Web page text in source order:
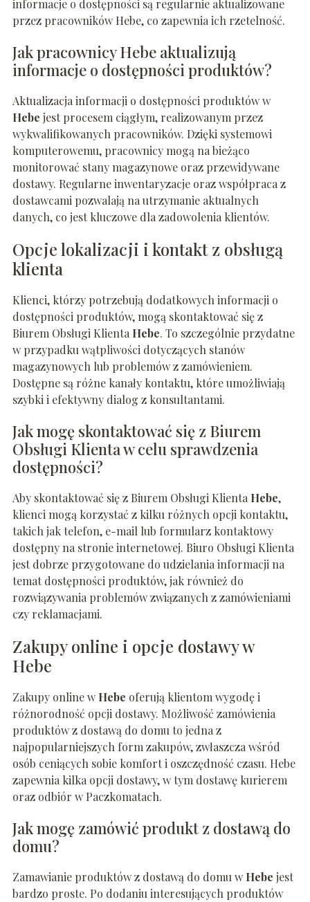
informacje o dostępności są regularnie aktualizowane
przez pracowników Hebe, co zapewnia ich rzetelność.
Jak pracownicy Hebe aktualizują
informacje o dostępności produktów?
Aktualizacja informacji o dostępności produktów w
Hebe jest procesem ciągłym, realizowanym przez
wykwalifikowanych pracowników. Dzięki systemowi
komputerowemu, pracownicy mogą na bieżąco
monitorować stany magazynowe oraz przewidywane
dostawy. Regularne inwentaryzacje oraz współpraca z
dostawcami pozwalają na utrzymanie aktualnych
danych, co jest kluczowe dla zadowolenia klientów.
Opcje lokalizacji i kontakt z obsługą
klienta
Klienci, którzy potrzebują dodatkowych informacji o
dostępności produktów, mogą skontaktować się z
Biurem Obsługi KlientaHebe. To szczególnie przydatne
w przypadku wątpliwości dotyczących stanów
magazynowych lub problemów z zamówieniem.
Dostępne są różne kanały kontaktu, które umożliwiają
szybki i efektywny dialog z konsultantami.
Jak mogę skontaktować się z Biurem
Obsługi Klienta w celu sprawdzenia
dostępności?
Aby skontaktować się z Biurem Obsługi KlientaHebe,
klienci mogą korzystać z kilku różnych opcji kontaktu,
takich jak telefon, e-mail lub formularz kontaktowy
dostępny na stronie internetowej. Biuro Obsługi Klienta
jest dobrze przygotowane do udzielania informacji na
temat dostępności produktów, jak również do
rozwiązywania problemów związanych z zamówieniami
czy reklamacjami.
Zakupy online i opcje dostawy w
Hebe
Zakupy online w Hebe oferują klientom wygodę i
różnorodność opcji dostawy. Możliwość zamówienia
produktów z dostawą do domu to jedna z
najpopularniejszych form zakupów, zwłaszcza wśród
osób ceniących sobie komfort i oszczędność czasu. Hebe
zapewnia kilka opcji dostawy, w tym dostawę kurierem
oraz odbiór w Paczkomatach.
Jak mogę zamówić produkt z dostawą do
domu?
Zamawianie produktów z dostawą do domu w Hebe jest
bardzo proste. Po dodaniu interesujących produktów